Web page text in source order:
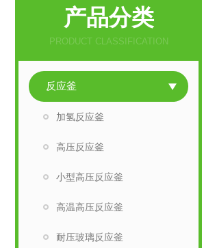
产品分类
PRODUCT CLASSIFICATION
反应釜
加氢反应釜
高压反应釜
小型高压反应釜
高温高压反应釜
耐压玻璃反应釜